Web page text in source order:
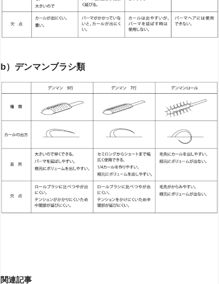
b）デンマンブラシ類
関連記事